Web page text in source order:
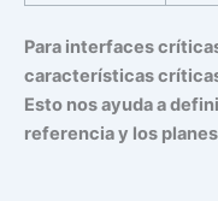
Para interfaces
características
Esto nos ayuda a
referencia y los